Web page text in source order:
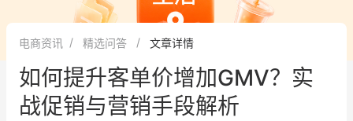
面对面聊增长
新零售大会 新零售茶会
电商资讯 精选问答 文章详情
如何提升客单价增加GMV？实
战促销与营销手段解析